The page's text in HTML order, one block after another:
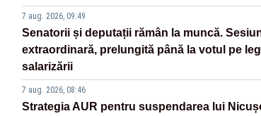
7 aug. 2026, 09:49
Senatorii și deputații rămân la muncă.
extraordinară, prelungită până la votul pe
salarizării
7 aug. 2026, 08:46
Strategia AUR pentru suspendarea lui